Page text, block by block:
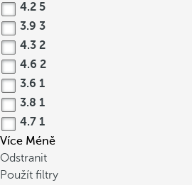
4.2 5
3.9 3
4.3 2
4.6 2
3.6 1
3.8 1
4.7 1
Více Méně
Odstranit
Použít filtry